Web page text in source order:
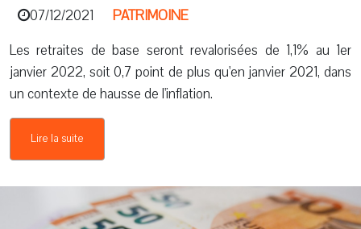
07/12/2021
PATRIMOINE
Les retraites de base seront revalorisées de 1,1% au 1er
janvier 2022, soit 0,7 point de plus qu'en janvier 2021, dans
un contexte de hausse de l'inflation.
Lire la suite